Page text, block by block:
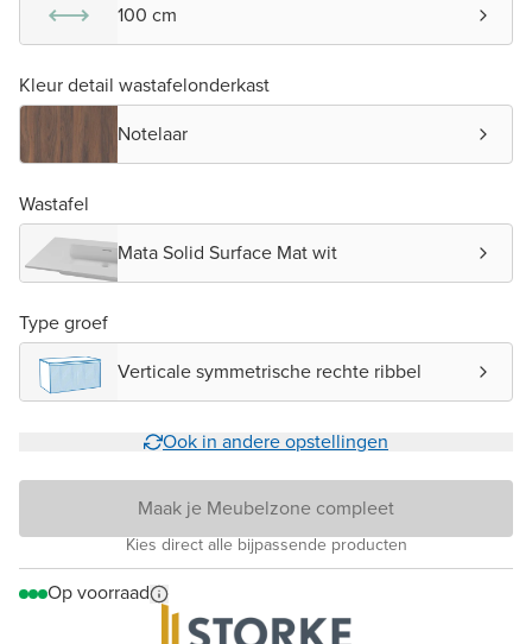
100 cm
Kleur detail wastafelonderkast
Notelaar
Wastafel
Mata Solid Surface Mat wit
Type groef
Verticale symmetrische rechte ribbel
Ook in andere opstellingen
Maak je Meubelzone compleet
Kies direct alle bijpassende producten
Op voorraad